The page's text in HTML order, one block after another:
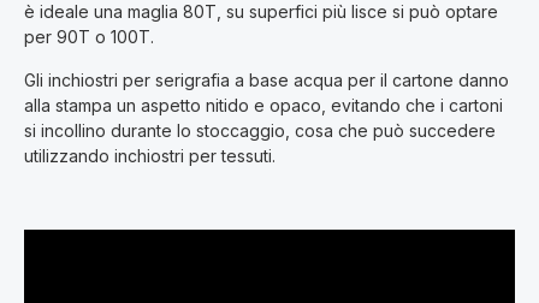
è ideale una maglia 80T, su superfici più lisce si può optare
per 90T o 100T.
Gli inchiostri per serigrafia a base acqua per il cartone danno
alla stampa un aspetto nitido e opaco, evitando che i cartoni
si incollino durante lo stoccaggio, cosa che può succedere
utilizzando inchiostri per tessuti.